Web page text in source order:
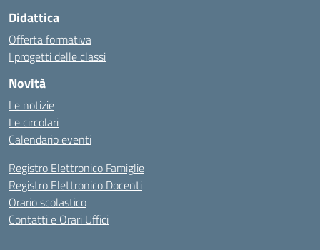
Didattica
Offerta formativa
I progetti delle classi
Novità
Le notizie
Le circolari
Calendario eventi
Registro Elettronico Famiglie
Registro Elettronico Docenti
Orario scolastico
Contatti e Orari Uffici